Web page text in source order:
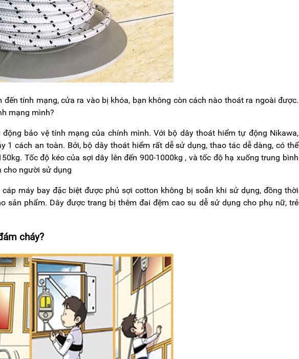
tính mạng, cửa ra vào bị khóa, bạn không còn cách nào thoát ra ngoài được.
mạng mình?
bảo vệ tính mạng của chính mình. Với bộ dây thoát hiểm tự động Nikawa,
1 cách an toàn. Bởi, bộ dây thoát hiểm rất dễ sử dụng, thao tác dễ dàng, có thể
Tốc độ kéo của sợi dây lên đến 900-1000kg , và tốc độ hạ xuống trung bình
cho người sử dụng
máy bay đặc biệt được phủ sợi cotton không bị soắn khi sử dụng, đồng thời
sản phẩm. Dây được trang bị thêm đai đệm cao su dễ sử dụng cho phụ nữ, trẻ
cháy?